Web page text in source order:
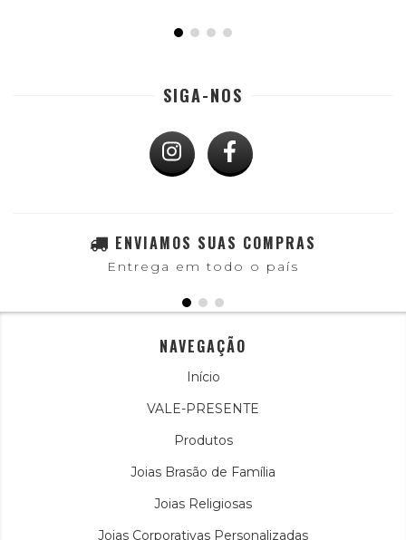
SIGA-NOS
ENVIAMOS SUAS COMPRAS
Entrega em todo o país
NAVEGAÇÃO
Início
VALE-PRESENTE
Produtos
Joias Brasão de Família
Joias Religiosas
Joias Corporativas Personalizadas